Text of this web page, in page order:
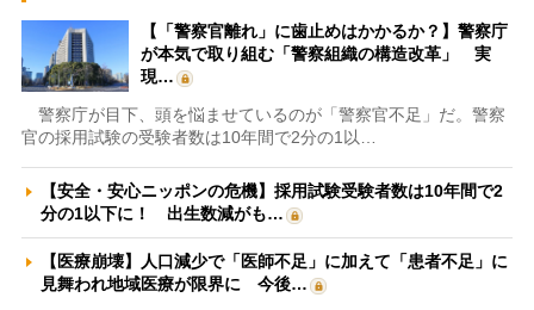
【「警察官離れ」に歯止めはかかるか？】警察庁
が本気で取り組む「警察組織の構造改革」 実
現…
警察庁が目下、頭を悩ませているのが「警察官不足」だ。警察
官の採用試験の受験者数は10年間で2分の1以…
【安全・安心ニッポンの危機】採用試験受験者数は10年間で2
分の1以下に！ 出生数減がも…
【医療崩壊】人口減少で「医師不足」に加えて「患者不足」に
見舞われ地域医療が限界に 今後…